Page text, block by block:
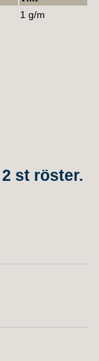
1 g/m
2 st röster.